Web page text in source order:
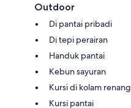
Outdoor
Di pantai pribadi
Di tepi perairan
Handuk pantai
Kebun sayuran
Kursi di kolam renang
Kursi pantai